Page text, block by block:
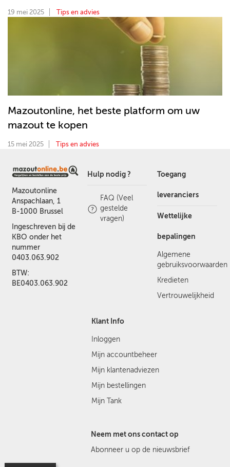
19 mei 2025 Tips en advies
Mazoutonline, het beste platform om uw
mazout te kopen
15 mei 2025 Tips en advies
Mazoutonline
Anspachlaan, 1
B-1000 Brussel
Ingeschreven bij de
KBO onder het
nummer
0403.063.902
BTW:
BE0403.063.902
Hulp nodig ?
FAQ (Veel
gestelde
vragen)
Toegang
leveranciers
Wettelijke
bepalingen
Algemene
gebruiksvoorwaarden
Kredieten
Vertrouwelijkheid
Klant Info
Inloggen
Mijn accountbeheer
Mijn klantenadviezen
Mijn bestellingen
Mijn Tank
Neem met ons contact op
Abonneer u op de nieuwsbrief